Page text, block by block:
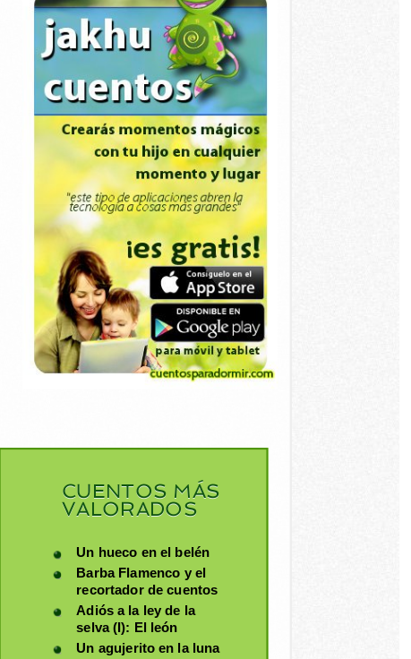
CUENTOS MÁS
VALORADOS
Un hueco en el belén
Barba Flamenco y el
recortador de cuentos
Adiós a la ley de la
selva (I): El león
Un agujerito en la luna